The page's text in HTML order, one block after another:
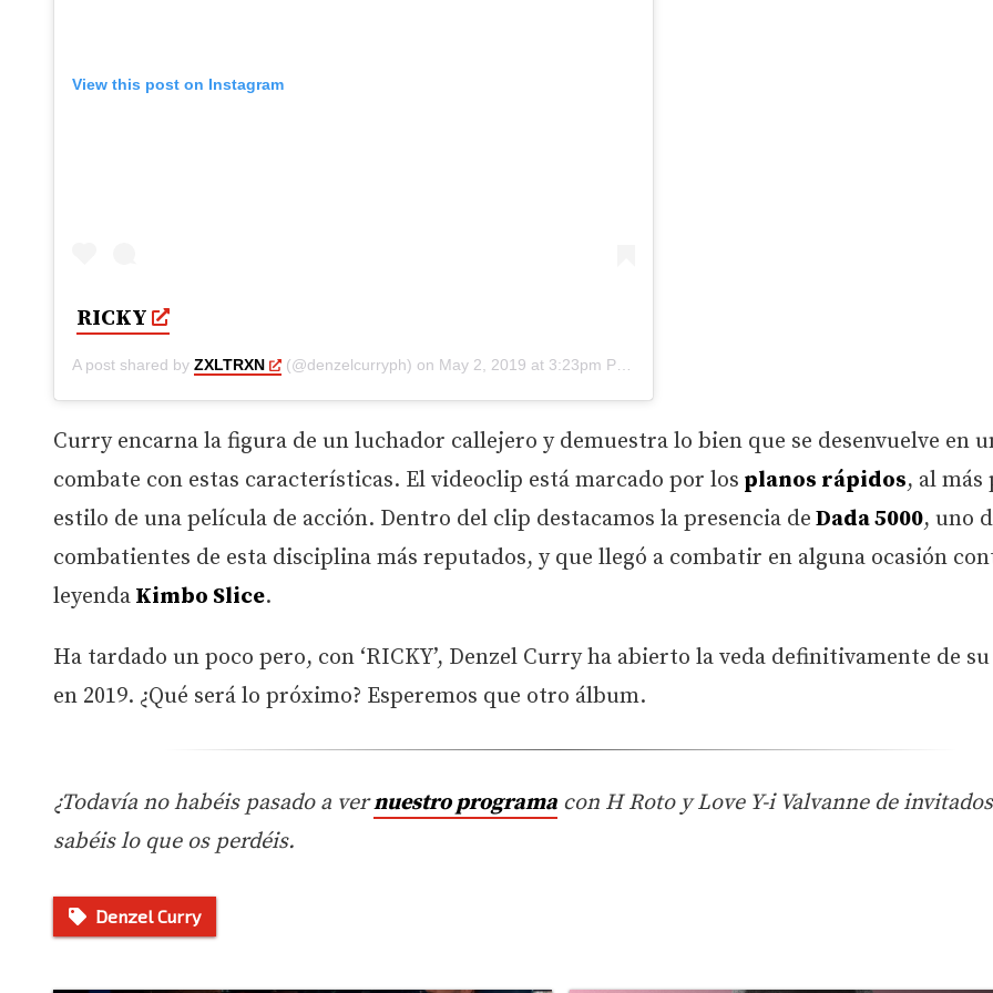
View this post on Instagram
RICKY
A post shared by ZXLTRXN (@denzelcurryph) on May 2, 2019 at 3:23pm PDT
Curry encarna la figura de un luchador callejero y demuestra lo bien que se desenvuelve en
combate con estas características. El videoclip está marcado por los planos rápidos, al más
estilo de una película de acción. Dentro del clip destacamos la presencia de Dada 5000, uno
combatientes de esta disciplina más reputados, y que llegó a combatir en alguna ocasión
leyenda Kimbo Slice.
Ha tardado un poco pero, con ‘RICKY’, Denzel Curry ha abierto la veda definitivamente de
en 2019. ¿Qué será lo próximo? Esperemos que otro álbum.
¿Todavía no habéis pasado a vernuestro programa con H Roto y Love Y-i Valvanne de
sabéis lo que os perdéis.
Denzel Curry